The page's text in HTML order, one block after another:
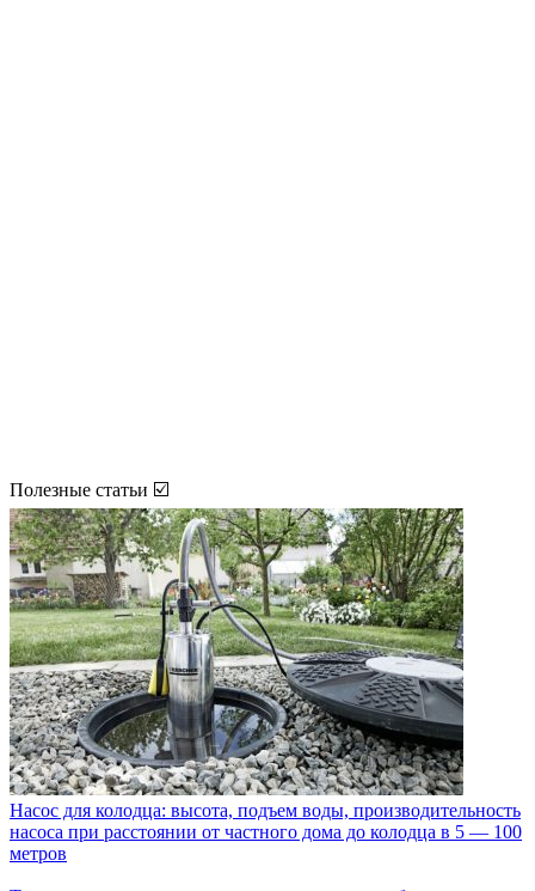
Полезные статьи ☑️
Насос для колодца: высота, подъем воды, производительность
насоса при расстоянии от частного дома до колодца в 5 — 100
метров